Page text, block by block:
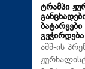
ტრამპი
გვჭირდება
აშშ-ის